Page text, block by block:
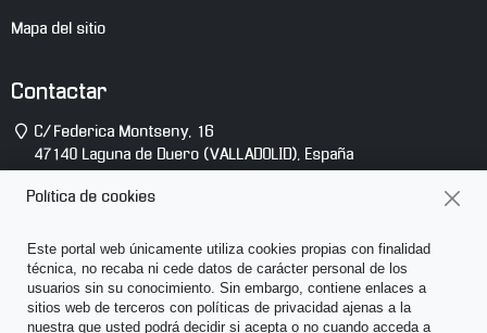
Mapa del sitio
Contactar
Dirección
C/ Federica Montseny, 16
47140 Laguna de Duero (VALLADOLID ), España
Teléfono
(+34) 983 10 14 81
mail
Política de cookies
Este portal web únicamente utiliza cookies propias con finalidad
técnica, no recaba ni cede datos de carácter personal de los
usuarios sin su conocimiento. Sin embargo, contiene enlaces a
sitios web de terceros con políticas de privacidad ajenas a la
nuestra que usted podrá decidir si acepta o no cuando acceda a